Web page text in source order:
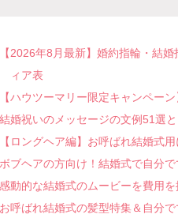
【2026年8月最新】婚約指輪・結
ィア表
【ハウツーマリー限定キャンペー
結婚祝いのメッセージの文例51選
【ロングヘア編】お呼ばれ結婚式
ボブヘアの方向け！結婚式で自分
感動的な結婚式のムービーを費用
お呼ばれ結婚式の髪型特集＆自分